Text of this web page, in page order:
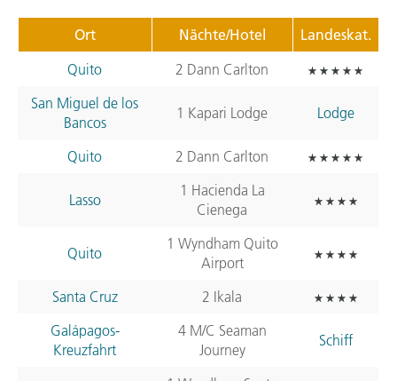
Ort Nächte/Hotel
Landeskat.
Quito
2 Dann Carlton
San Miguel de los
Bancos
1 Kapari Lodge Lodge
Quito 2 Dann Carlton
Lasso
1 Hacienda La
Cienega
Quito
1 Wyndham Quito
Airport
Santa Cruz
2 Ikala
Galápagos-
Kreuzfahrt
4 M/C Seaman
Journey
Schiff